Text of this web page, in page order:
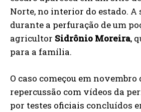
Norte, no interior do estado. A
durante a perfuração de um
agricultor Sidrônio Moreira,
para a família.
O caso começou em novembro
repercussão com vídeos da
por testes oficiais concluídos